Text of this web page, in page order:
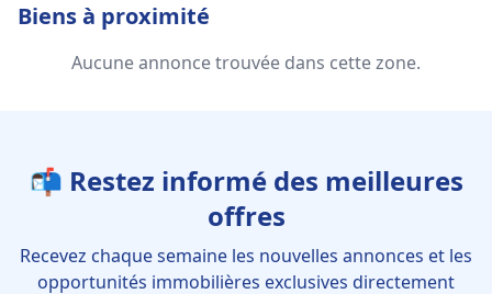
Biens à proximité
Aucune annonce trouvée dans cette zone.
📬 Restez informé des meilleures
offres
Recevez chaque semaine les nouvelles annonces et les
opportunités immobilières exclusives directement